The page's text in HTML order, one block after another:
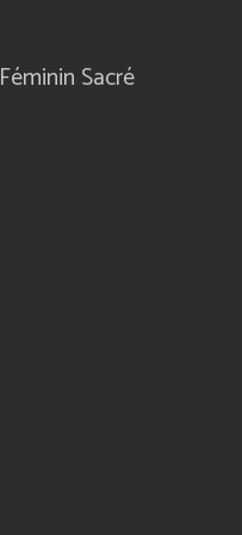
Féminin Sacré